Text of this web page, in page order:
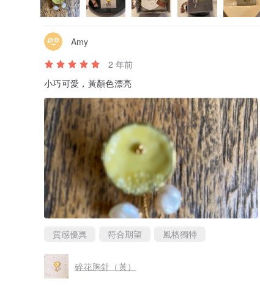
Amy
2 年前
小巧可愛，黃顏色漂亮
質感優異 符合期望 風格獨特
碎花胸針（黃）